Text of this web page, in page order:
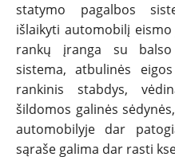
statymo pagalbos
išlaikyti automobilį
rankų įranga su balso
sistema, atbulinės
rankinis stabdys,
šildomos galinės
automobilyje dar
sąraše galima dar rasti